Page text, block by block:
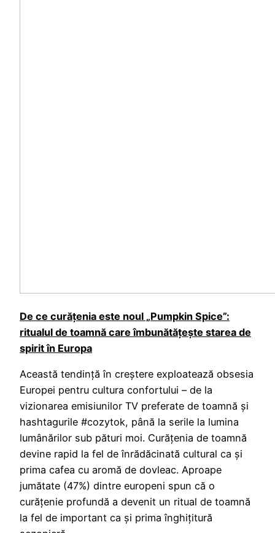
De ce curățenia este noul „Pumpkin Spice”:
ritualul de toamnă care îmbunătățește starea de
spirit în Europa
Această tendință în creștere exploatează obsesia
Europei pentru cultura confortului – de la
vizionarea emisiunilor TV preferate de toamnă și
hashtagurile #cozytok, până la serile la lumina
lumânărilor sub pături moi. Curățenia de toamnă
devine rapid la fel de înrădăcinată cultural ca și
prima cafea cu aromă de dovleac. Aproape
jumătate (47%) dintre europeni spun că o
curățenie profundă a devenit un ritual de toamnă
la fel de important ca și prima înghițitură